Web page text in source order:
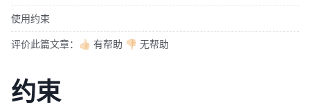
约束
使用约束
评价此篇文章：👍🏻 有帮助 👎🏻 无帮助